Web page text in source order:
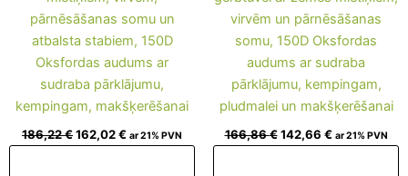
pārnēsāšanas somu un
atbalsta stabiem, 150D
Oksfordas audums ar
sudraba pārklājumu,
kempingam, makšķerēšanai
186,22€162,02€ ar 21% PVN
virvēm un pārnēsāšanas
somu, 150D Oksfordas
audums ar sudraba
pārklājumu, kempingam,
pludmalei un makšķerēšanai
166,86€ 142,66 € ar 21% PVN